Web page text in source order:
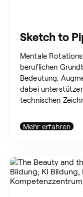
Sketch to
Mentale
beruflichen
Bedeutung.
dabei
technischen
Mehr erfahren